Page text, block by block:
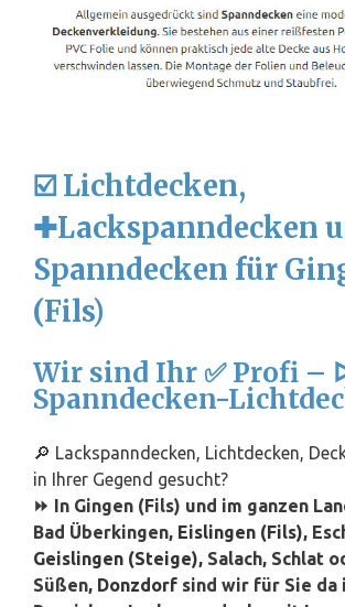
☑️ Lichtdecken,
✚Lackspanndecken
Spanndecken für
(Fils)
Wir sind Ihr ✅ Profi –
Spanndecken-
🔎 Lackspanndecken, Lichtdecken,
in Ihrer Gegend gesucht?
⏩ In Gingen (Fils) und im ganzen
Bad Überkingen, Eislingen (Fils),
Geislingen (Steige), Salach, Schlat
Süßen, Donzdorf sind wir für Sie da